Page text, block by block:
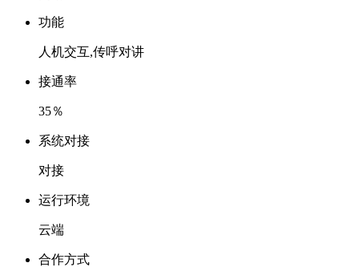
功能
人机交互,传呼对讲
接通率
35％
系统对接
对接
运行环境
云端
合作方式